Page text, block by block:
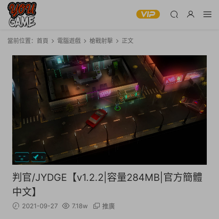
當前位置： 首頁 電腦遊戲 槍戰射擊 正文
判官/JYDGE【v1.2.2|容量284MB|官方簡體
中文】
2021-09-27 7.18w 推廣